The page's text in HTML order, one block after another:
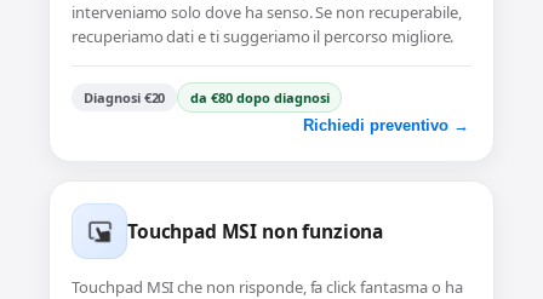
interveniamo solo dove ha senso. Se non recuperabile,
recuperiamo dati e ti suggeriamo il percorso migliore.
Diagnosi €20 da €80 dopo diagnosi
Richiedi preventivo →
Touchpad MSI non funziona
Touchpad MSI che non risponde, fa click fantasma o ha